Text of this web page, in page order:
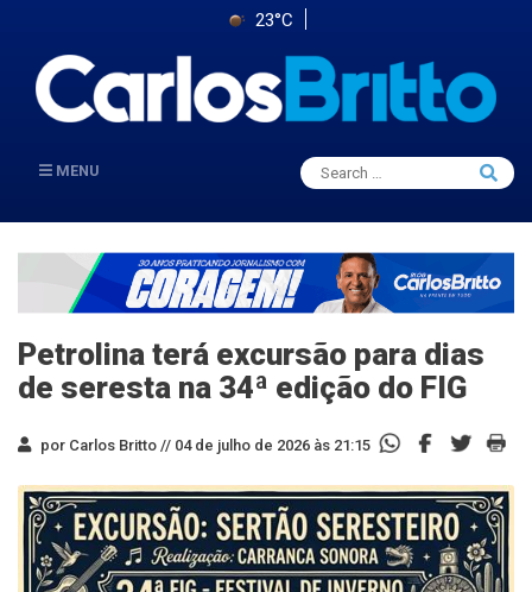
23°C
MENU
Search
for:
Search
Petrolina terá excursão para dias
de seresta na 34ª edição do FIG
por Carlos Britto // 04 de julho de 2026 às 21:15